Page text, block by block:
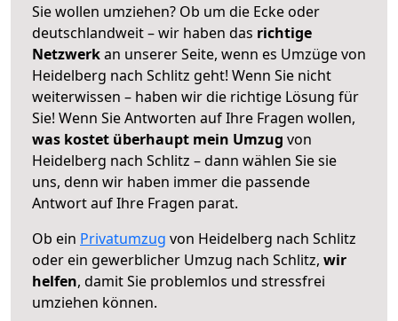
Sie wollen umziehen? Ob um die Ecke oder
deutschlandweit – wir haben das richtige
Netzwerkan unserer Seite, wenn es Umzüge von
Heidelberg nach Schlitz geht! Wenn Sie nicht
weiterwissen – haben wir die richtige Lösung für
Sie! Wenn Sie Antworten auf Ihre Fragen wollen,
was kostet überhaupt mein Umzug von
Heidelberg nach Schlitz – dann wählen Sie sie
uns, denn wir haben immer die passende
Antwort auf Ihre Fragen parat.
Ob ein Privatumzug von Heidelberg nach Schlitz
oder ein gewerblicher Umzug nach Schlitz, wir
helfen, damit Sie problemlos und stressfrei
umziehen können.